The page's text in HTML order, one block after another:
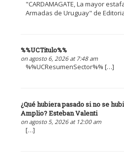
"CARDAMAGATE, La mayor
Armadas de Uruguay" de
%%UCTitulo%%
on agosto 6, 2026 at 7:48 am
%%UCResumenSector%% […]
¿Qué hubiera pasado si no se
Amplio? Esteban Valenti
on agosto 5, 2026 at 12:00 am
[…]